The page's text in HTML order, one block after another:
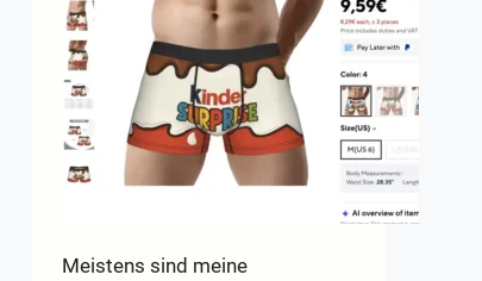
Meistens sind meine